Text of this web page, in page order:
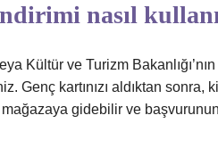
nasıl
Kültür ve Turizm
Genç kartınızı aldıktan
gidebilir ve